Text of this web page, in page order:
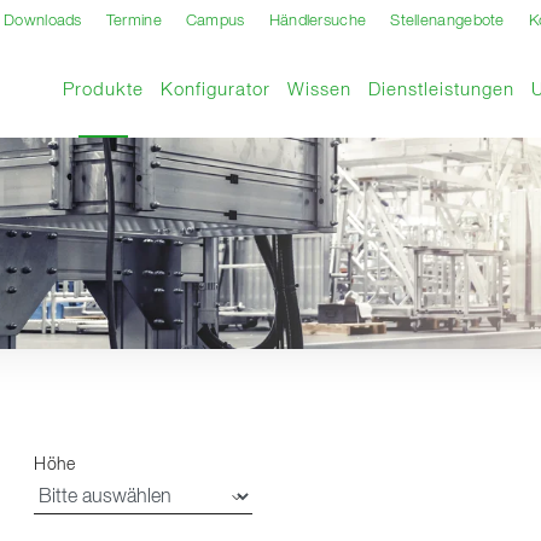
Downloads Termine Campus Händlersuche Stellenangebote
Produkte Aktuelle Seite
Konfigurator Wissen Dienstleistungen
Höhe